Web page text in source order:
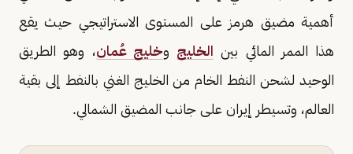
أهمية مضيق هرمز على المستوى الاستراتيجي حيث يقع
هذا الممر المائي بين الخليج وخليج عُمان، وهو الطريق
الوحيد لشحن النفط الخام من الخليج الغني بالنفط إلى بقية
العالم، وتسيطر إيران على جانب المضيق الشمالي.